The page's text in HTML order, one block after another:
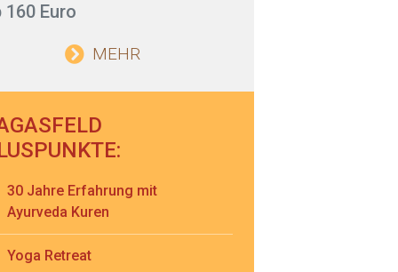
160 Euro
MEHR
30 Jahre Erfahrung mit
Ayurveda Kuren
Yoga Retreat